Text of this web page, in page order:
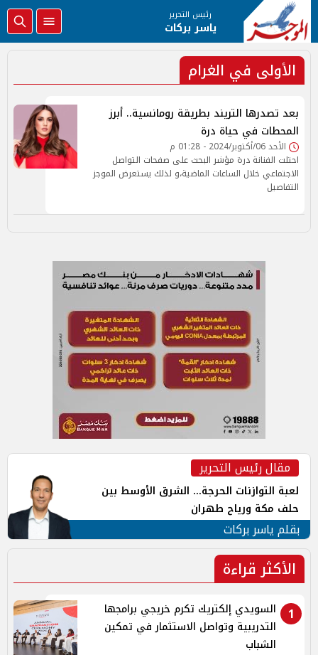
رئيس التحرير
ياسر بركات
الأولى في الغرام
بعد تصدرها التريند بطريقة رومانسية.. أبرز
المحطات في حياة درة
الأحد 06/أكتوبر/2024 - 01:28 م
احتلت الفنانة درة مؤشر البحث على صفحات التواصل
الاجتماعي خلال الساعات الماضية،و لذلك يستعرض الموجز
التفاصيل
مقال رئيس التحرير
لعبة التوازنات الحرجة... الشرق الأوسط بين
حلف مكة ورياح طهران
بقلم ياسر بركات
الأكثر قراءة
1
السويدي إلكتريك تكرم خريجي برامجها
التدريبية وتواصل الاستثمار في تمكين
الشباب